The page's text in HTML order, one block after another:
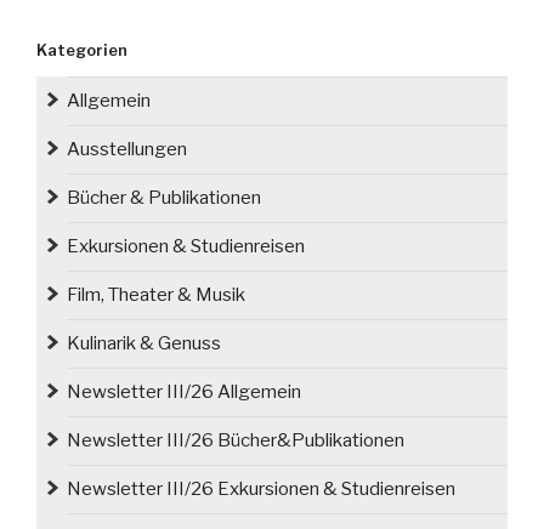
in
Szczodre
Kategorien
Allgemein
Ausstellungen
Bücher & Publikationen
Exkursionen & Studienreisen
Film, Theater & Musik
Kulinarik & Genuss
Newsletter III/26 Allgemein
Newsletter III/26 Bücher&Publikationen
Newsletter III/26 Exkursionen & Studienreisen